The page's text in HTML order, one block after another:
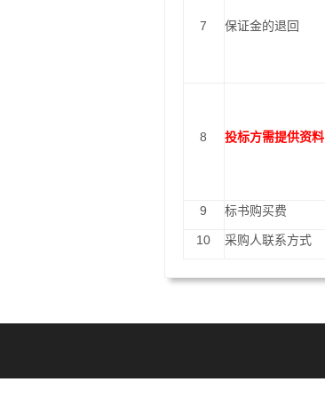
7 保证金的退回
8 投标方需提供资料
9 标书购买费
10 采购人联系方式